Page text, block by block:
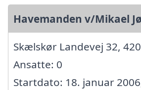
Havemanden v/Mikael
Skælskør Landevej 32,
Ansatte: 0
Startdato: 18. januar